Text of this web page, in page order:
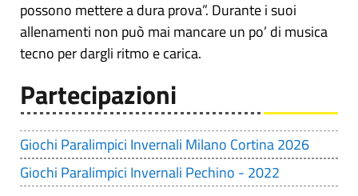
possono mettere a dura prova”. Durante i suoi
allenamenti non può mai mancare un po’ di musica
tecno per dargli ritmo e carica.
Partecipazioni
Giochi Paralimpici Invernali Milano Cortina 2026
Giochi Paralimpici Invernali Pechino - 2022